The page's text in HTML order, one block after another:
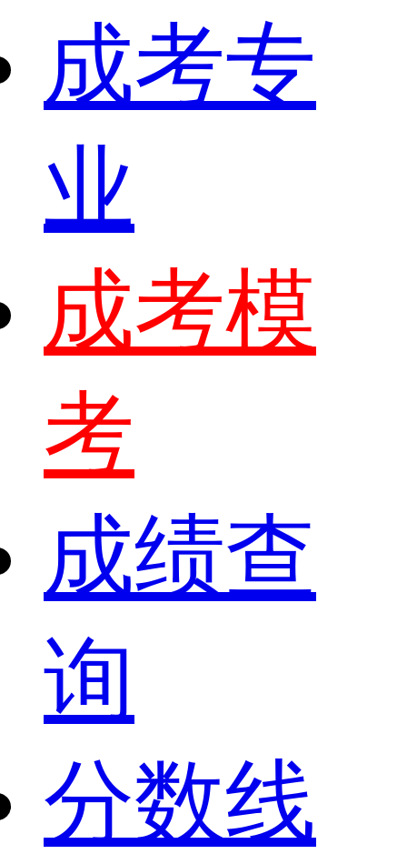
成考专
业
成考模
考
成绩查
询
分数线